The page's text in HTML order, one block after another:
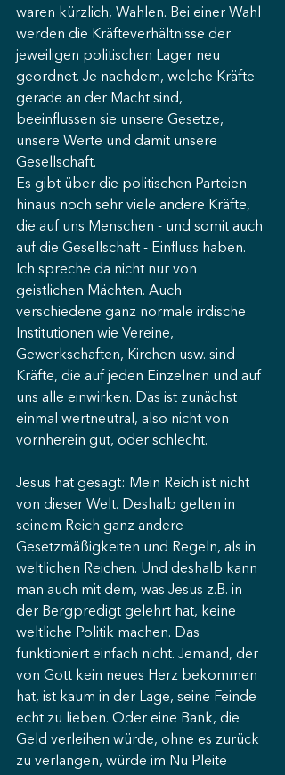
waren kürzlich, Wahlen. Bei einer Wahl
werden die Kräfteverhältnisse der
jeweiligen politischen Lager neu
geordnet. Je nachdem, welche Kräfte
gerade an der Macht sind,
beeinflussen sie unsere Gesetze,
unsere Werte und damit unsere
Gesellschaft.
Es gibt über die politischen Parteien
hinaus noch sehr viele andere Kräfte,
die auf uns Menschen - und somit auch
auf die Gesellschaft - Einfluss haben.
Ich spreche da nicht nur von
geistlichen Mächten. Auch
verschiedene ganz normale irdische
Institutionen wie Vereine,
Gewerkschaften, Kirchen usw. sind
Kräfte, die auf jeden Einzelnen und auf
uns alle einwirken. Das ist zunächst
einmal wertneutral, also nicht von
vornherein gut, oder schlecht.
Jesus hat gesagt: Mein Reich ist nicht
von dieser Welt. Deshalb gelten in
seinem Reich ganz andere
Gesetzmäßigkeiten und Regeln, als in
weltlichen Reichen. Und deshalb kann
man auch mit dem, was Jesus z.B. in
der Bergpredigt gelehrt hat, keine
weltliche Politik machen. Das
funktioniert einfach nicht. Jemand, der
von Gott kein neues Herz bekommen
hat, ist kaum in der Lage, seine Feinde
echt zu lieben. Oder eine Bank, die
Geld verleihen würde, ohne es zurück
zu verlangen, würde im Nu Pleite